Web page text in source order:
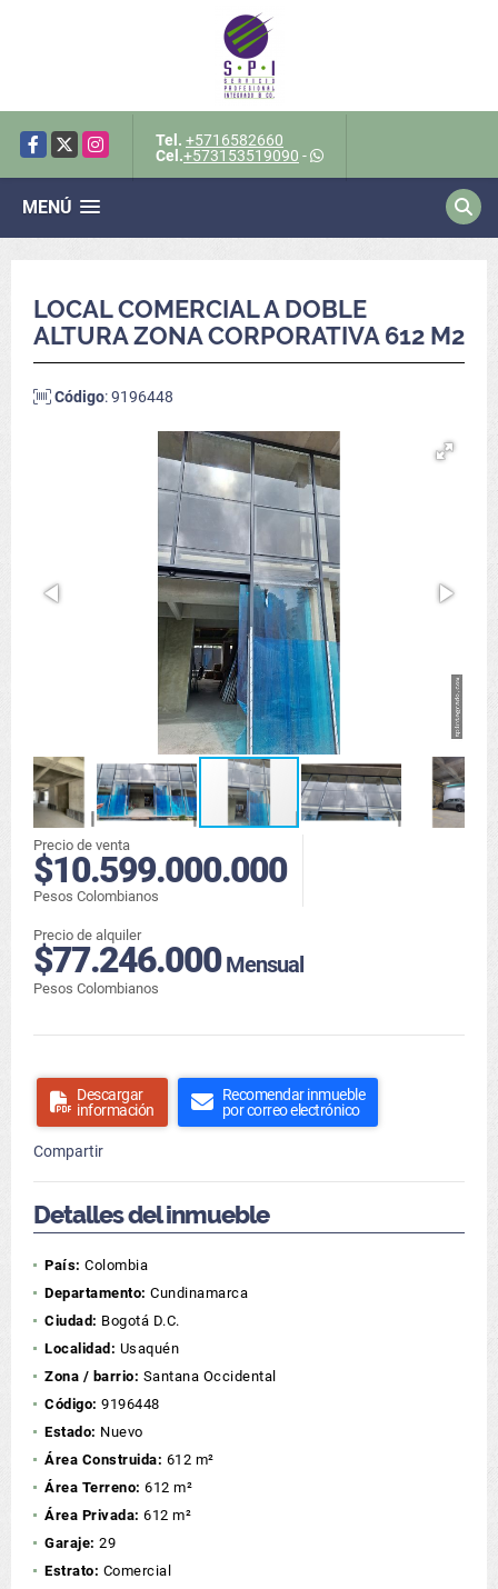
Facebook
X Instagram Tel. +5716582660
Cel.+573153519090 -
MENÚ
LOCAL COMERCIAL A DOBLE
ALTURA ZONA CORPORATIVA 612 M2
Código: 9196448
Precio de venta
$10.599.000.000
Pesos Colombianos
Precio de alquiler
$77.246.000Mensual
Pesos Colombianos
Descargar
información
Recomendar inmueble
por correo electrónico
Compartir
Detalles del inmueble
País: Colombia
Departamento: Cundinamarca
Ciudad: Bogotá D.C.
Localidad: Usaquén
Zona / barrio: Santana Occidental
Código: 9196448
Estado: Nuevo
Área Construida: 612 m²
Área Terreno: 612 m²
Área Privada: 612 m²
Garaje: 29
Estrato: Comercial